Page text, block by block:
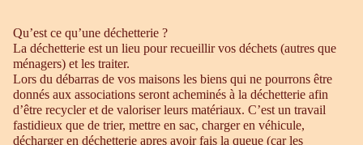
Qu’est ce qu’une déchetterie ?
La déchetterie est un lieu pour recueillir vos déchets (autres que
ménagers) et les traiter.
Lors du débarras de vos maisons les biens qui ne pourrons être
donnés aux associations seront acheminés à la déchetterie afin
d’être recycler et de valoriser leurs matériaux. C’est un travail
fastidieux que de trier, mettre en sac, charger en véhicule,
décharger en déchetterie apres avoir fais la queue (car les